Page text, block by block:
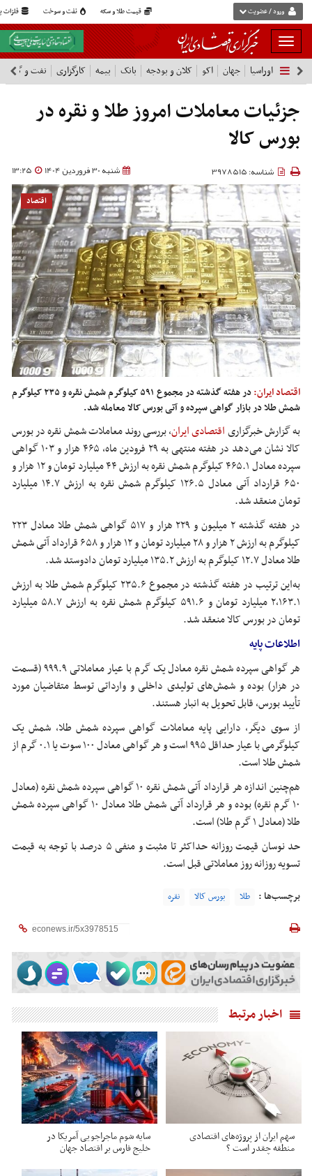
قیمت طلا و سکه نفت و سوخت فلزات ورود / عضویت
بار
و
بسته
نمودن
فهرست
اوراسیا جهان اکو کلان و بودجه بانک بیمه کارگزاری نفت و گاز
جزئیات معاملات امروز طلا و نقره در
بورس کالا
شنبه 30 فروردین 1404 13:25 شناسه: 3978515
اقتصاد
اقتصاد ایران:
در هفته گذشته در مجموع ۵۹۱ کیلوگرم شمش نقره و ۲۳۵ کیلوگرم
شمش طلا در بازار گواهی سپرده و آتی بورس کالا معامله شد.
به گزارش خبرگزاریاقتصادی ایران،بررسی روند معاملات شمش نقره در بورس
کالا نشان می‌دهد در هفته منتهی به ۲۹ فرودین ماه، ۴۶۵ هزار و ۱۰۳ گواهی
سپرده معادل ۴۶۵.۱ کیلوگرم شمش نقره به ارزش ۴۴ میلیارد تومان و ۱۲ هزار و
۶۵۰ قرارداد آتی معادل ۱۲۶.۵ کیلوگرم شمش نقره به ارزش ۱۴.۷ میلیارد
تومان منعقد شد.
در هفته گذشته ۲ میلیون و ۲۲۹ هزار و ۵۱۷ گواهی شمش طلا معادل ۲۲۳
کیلوگرم به ارزش ۲ هزار و ۲۸ میلیارد تومان و ۱۲ هزار و ۶۵۸ قرارداد آتی شمش
طلا معادل ۱۲.۷ کیلوگرم به ارزش ۱۳۵.۲ میلیارد تومان دادوستد شد.
به‌این ترتیب در هفته گذشته در مجموع ۲۳۵.۶ کیلوگرم شمش طلا به ارزش
۲،۱۶۳.۱ میلیارد تومان و ۵۹۱.۶ کیلوگرم شمش نقره به ارزش ۵۸.۷ میلیارد
تومان در بورس کالا منعقد شد.
اطلاعات پایه
هر گواهی سپرده شمش نقره معادل یک گرم با عیار معاملاتی ۹۹۹.۹ (قسمت
در هزار) بوده و شمش‌های تولیدی داخلی و وارداتی توسط متقاضیان مورد
تأیید بورس، قابل تحویل به انبار هستند.
از سوی دیگر، دارایی پایه معاملات گواهی سپرده شمش طلا، شمش یک
کیلوگرمی با عیار حداقل ۹۹۵ است و هر گواهی معادل ۱۰۰ سوت یا ۰.۱ گرم از
شمش طلا است.
هم‌چنین اندازه هر قرارداد آتی شمش نقره ۱۰ گواهی سپرده شمش نقره (معادل
۱۰ گرم نقره) بوده و هر قرارداد آتی شمش طلا معادل ۱۰ گواهی سپرده شمش
طلا (معادل ۱ گرم طلا) است.
حد نوسان قیمت روزانه حداکثر تا مثبت و منفی ۵ درصد با توجه به قیمت
تسویه روزانه روز معاملاتی قبل است.
برچسب‌ها : طلا بورس کالا نقره
اخبار مرتبط
سهم ایران از پروژه‌های اقتصادی
منطقه چقدر است ؟
سایه شوم ماجراجویی آمریکا در
خلیج فارس بر اقتصاد جهان